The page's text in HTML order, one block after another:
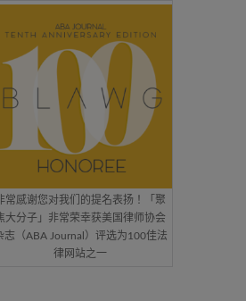
常感谢您对我们的提名表扬！「聚
大分子」非常荣幸获美国律师协会
志（ABA Journal）评选为100佳法
律网站之一